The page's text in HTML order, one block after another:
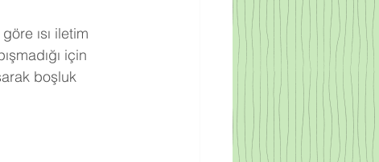
ısı iletim
için
boşluk